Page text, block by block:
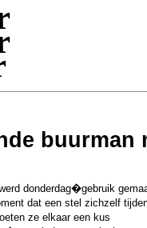
in de Filipijnen als
bezoek komt »
buurman
donderdag�gebruik
dat een stel zichzelf
ze elkaar een kus